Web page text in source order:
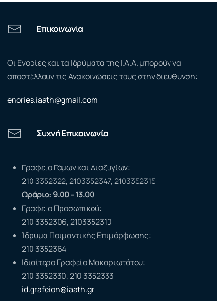
Επικοινωνία
Οι Ενορίες και τα Ιδρύματα της Ι.Α.Α. μπορούν να
αποστέλλουν τις Ανακοινώσεις τους στην διεύθυνση:
enories.iaath@gmail.com
Συχνή Επικοινωνία
Γραφείο Γάμων και Διαζυγίων:
210 3352322, 2103352347, 2103352315
Ωράριο: 9.00 - 13.00
Γραφείο Προσωπικού:
210 3352306, 2103352310
Ίδρυμα Ποιμαντικής Επιμόρφωσης:
210 3352364
Ιδιαίτερο Γραφείο Μακαριωτάτου:
210 3352330, 210 3352333
id.grafeion@iaath.gr